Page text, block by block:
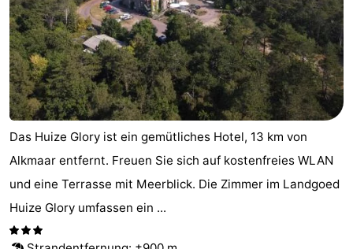
Das Huize Glory ist ein gemütliches Hotel, 13 km von
Alkmaar entfernt. Freuen Sie sich auf kostenfreies WLAN
und eine Terrasse mit Meerblick. Die Zimmer im Landgoed
Huize Glory umfassen ein ...